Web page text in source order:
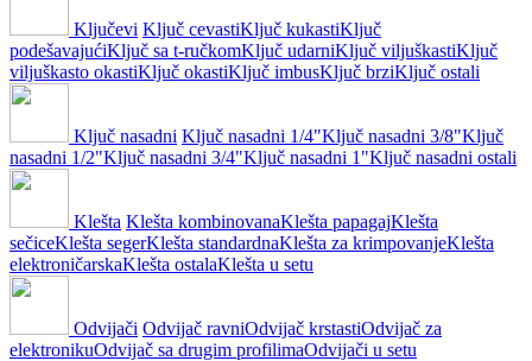
Ključevi Ključ cevastiKljuč kukastiKljuč
podešavajućiKljuč sa t-ručkomKljuč udarniKljuč viljuškastiKljuč
viljuškasto okastiKljuč okastiKljuč imbusKljuč brziKljuč ostali
Ključ nasadni Ključ nasadni 1/4"Ključ nasadni 3/8"Ključ
nasadni 1/2"Ključ nasadni 3/4"Ključ nasadni 1"Ključ nasadni ostali
Klešta Klešta kombinovanaKlešta papagajKlešta
sečiceKlešta segerKlešta standardnaKlešta za krimpovanjeKlešta
elektroničarskaKlešta ostalaKlešta u setu
Odvijači Odvijač ravniOdvijač krstastiOdvijač za
elektronikuOdvijač sa drugim profilimaOdvijači u setu